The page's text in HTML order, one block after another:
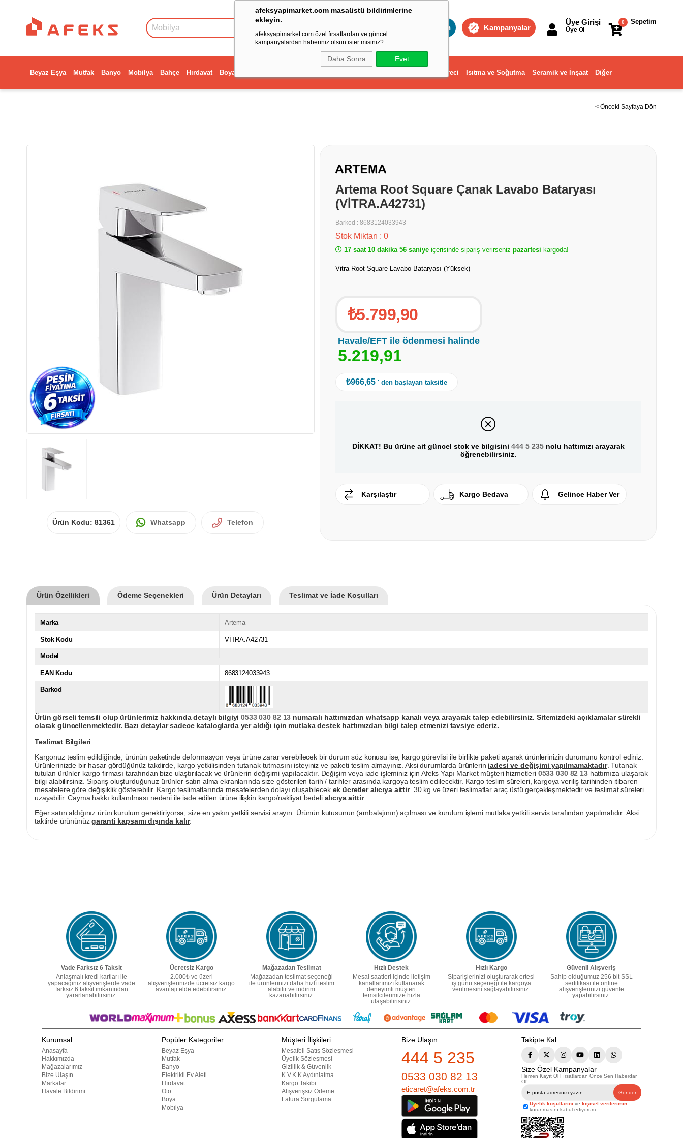
afeksyapimarket.com masaüstü bildirimlerine
ekleyin.
afeksyapimarket.com özel fırsatlardan ve güncel
kampanyalardan haberiniz olsun ister misiniz?
Daha Sonra Evet
Toptan Kampanyalar
Sepetim
0
Üye Girişi
Üye Ol
Beyaz Eşya Mutfak Banyo Mobilya Bahçe Hırdavat Boya Dekorasyon ve Ev Gereci Isıtma ve Soğutma Seramik ve İnşaat Diğer
< Önceki Sayfaya Dön
Ürün Kodu: 81361 Whatsapp Telefon
Artema Root Square Çanak Lavabo Bataryası
(VİTRA.A42731)
Barkod : 8683124033943
Stok Miktarı : 0
17 saat 10 dakika 56 saniye içerisinde sipariş verirseniz pazartesi kargoda!
Vitra Root Square Lavabo Bataryası (Yüksek)
₺5.799,90
Havale/EFT ile ödenmesi halinde
5.219,91
₺966,65 ' den başlayan taksitle
DİKKAT! Bu ürüne ait güncel stok ve bilgisini 444 5 235nolu hattımızı arayarak
öğrenebilirsiniz.
Karşılaştır Kargo Bedava Gelince Haber Ver
Ürün Özellikleri Ödeme Seçenekleri Ürün Detayları Teslimat ve İade Koşulları
Marka Artema
Stok Kodu VİTRA.A42731
Model
EAN Kodu 8683124033943
Barkod
Ürün görseli temsili olup ürünlerimiz hakkında detaylı bilgiyi0533 030 82 13 numaralı hattımızdan whatsapp kanalı veya arayarak talep edebilirsiniz. Sitemizdeki açıklamalar sürekli
olarak güncellenmektedir. Bazı detaylar sadece kataloglarda yer aldığı için mutlaka destek hattımızdan bilgi talep etmenizi tavsiye ederiz.
Teslimat Bilgileri
Kargonuz teslim edildiğinde, ürünün paketinde deformasyon veya ürüne zarar verebilecek bir durum söz konusu ise, kargo görevlisi ile birlikte paketi açarak ürünlerinizin durumunu kontrol ediniz.
Ürünlerinizde bir hasar gördüğünüz takdirde, kargo yetkilisinden tutanak tutmasını isteyiniz ve paketi teslim almayınız. Aksi durumlarda ürünlerin iadesi ve değişimi yapılmamaktadır. Tutanak
tutulan ürünler kargo firması tarafından bize ulaştırılacak ve ürünlerin değişimi yapılacaktır. Değişim veya iade işleminiz için Afeks Yapı Market müşteri hizmetleri 0533 030 82 13hattımıza ulaşarak
bilgi alabilirsiniz. Sipariş oluşturduğunuz ürünler satın alma ekranlarında size gösterilen tarih / tarihler arasında kargoya teslim edilecektir. Kargo teslim süreleri, kargoya veriliş tarihinden itibaren
mesafelere göre değişiklik gösterebilir. Kargo teslimatlarında mesafelerden dolayı oluşabilecek ek ücretler alıcıya aittir. 30 kg ve üzeri teslimatlar araç üstü gerçekleşmektedir ve teslimat süreleri
uzayabilir. Cayma hakkı kullanılması nedeni ile iade edilen ürüne ilişkin kargo/nakliyat bedeli alıcıya aittir.
Eğer satın aldığınız ürün kurulum gerektiriyorsa, size en yakın yetkili servisi arayın. Ürünün kutusunun (ambalajının) açılması ve kurulum işlemi mutlaka yetkili servis tarafından yapılmalıdır. Aksi
taktirde ürününüzgaranti kapsamı dışında kalır.
Vade Farksız 6 Taksit
Anlaşmalı kredi kartları ile
yapacağınız alışverişlerde vade
farksız 6 taksit imkanından
yararlanabilirsiniz.
Ücretsiz Kargo
2.000₺ ve üzeri
alışverişlerinizde ücretsiz kargo
avantajı elde edebilirsiniz.
Mağazadan Teslimat
Mağazadan teslimat seçeneği
ile ürünlerinizi daha hızlı teslim
alabilir ve indirim
kazanabilirsiniz.
Hızlı Destek
Mesai saatleri içinde iletişim
kanallarımızı kullanarak
deneyimli müşteri
temsilcilerimize hızla
ulaşabilirisiniz.
Hızlı Kargo
Siparişlerinizi oluşturarak ertesi
iş günü seçeneği ile kargoya
verilmesini sağlayabilirsiniz.
Güvenli Alışveriş
Sahip olduğumuz 256 bit SSL
sertifikası ile online
alışverişlerinizi güvenle
yapabilirsiniz.
Kurumsal
Anasayfa
Hakkımızda
Mağazalarımız
Bize Ulaşın
Markalar
Havale Bildirimi
Popüler Kategoriler
Beyaz Eşya
Mutfak
Banyo
Elektrikli Ev Aleti
Hırdavat
Oto
Boya
Mobilya
Müşteri İlişkileri
Mesafeli Satış Sözleşmesi
Üyelik Sözleşmesi
Gizlilik & Güvenlik
K.V.K.K Aydınlatma
Kargo Takibi
Alışverişsiz Ödeme
Fatura Sorgulama
Bize Ulaşın
444 5 235
0533 030 82 13
eticaret@afeks.com.tr
Takipte Kal
Size Özel Kampanyalar
Hemen Kayıt Ol Fırsatlardan Önce Sen Haberdar
Ol!
Gönder
Üyelik koşullarını ve kişisel verilerimin
korunmasını kabul ediyorum.